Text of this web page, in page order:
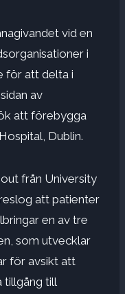
vid en
i
för att delta i
av
att förebygga
Dublin.
från University
att patienter
en av tre
som utvecklar
för avsikt att
tillgång till